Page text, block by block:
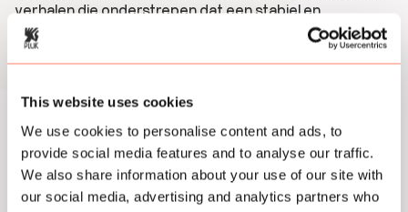
This website uses cookies
We use cookies to personalise content and ads, to
provide social media features and to analyse our traffic.
We also share information about your use of our site with
our social media, advertising and analytics partners who
verhalen die onderstrepen dat een stabiel en
comfortabel leven voor de kwetsbaarste mensen uit
deze gemarginaliseerde community nooit een gegeven
is.
helder beeld van deze gemeenschap schetsen.
Eikpunt van de queer cinemaParis is Burning(1990) was
dan ook een grote inspiratiebron voor Amenta. Net als
Sean Bakers moderne klassiekerTangerine(2015) die in